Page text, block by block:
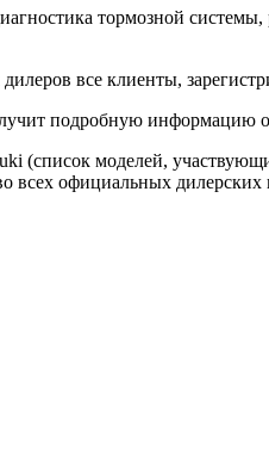
тормозной
все клиенты,
подробную информацию
(список моделей,
всех официальных